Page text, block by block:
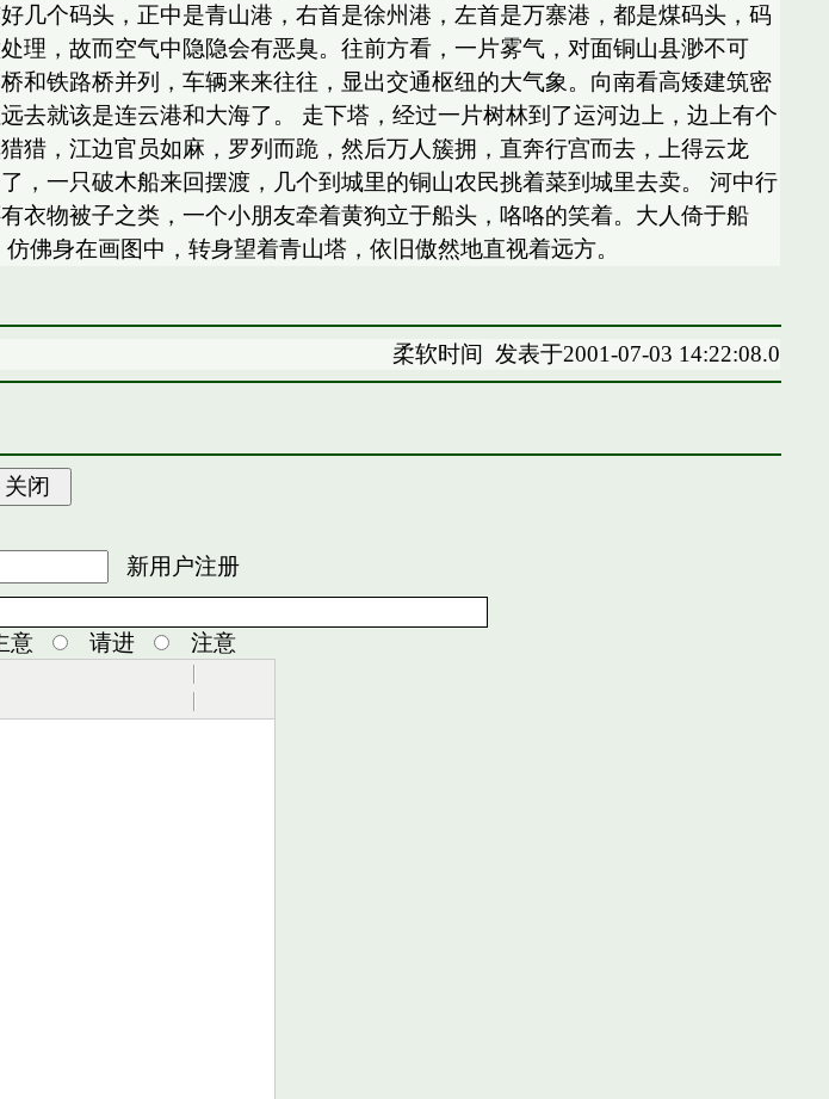
几个码头，正中是青山港，右首是徐州港，左首是万寨港，都是煤码头，码
理，故而空气中隐隐会有恶臭。往前方看，一片雾气，对面铜山县渺不可
和铁路桥并列，车辆来来往往，显出交通枢纽的大气象。向南看高矮建筑密
去就该是连云港和大海了。 走下塔，经过一片树林到了运河边上，边上有个
猎，江边官员如麻，罗列而跪，然后万人簇拥，直奔行宫而去，上得云龙
，一只破木船来回摆渡，几个到城里的铜山农民挑着菜到城里去卖。 河中行
衣物被子之类，一个小朋友牵着黄狗立于船头，咯咯的笑着。大人倚于船
佛身在画图中，转身望着青山塔，依旧傲然地直视着远方。
柔软时间 发表于2001-07-03 14:22:08.0
新用户注册
意 请进 注意